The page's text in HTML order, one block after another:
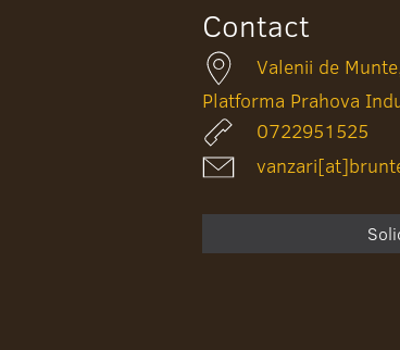
Contact
Valenii de
Platforma Prahova
0722951525